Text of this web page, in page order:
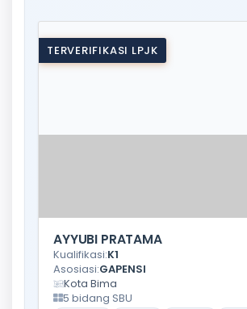
TERVERIFIKASI LPJK
AYYUBI PRATAMA
Kualifikasi:K1
Asosiasi:GAPENSI
Kota Bima
5 bidang SBU